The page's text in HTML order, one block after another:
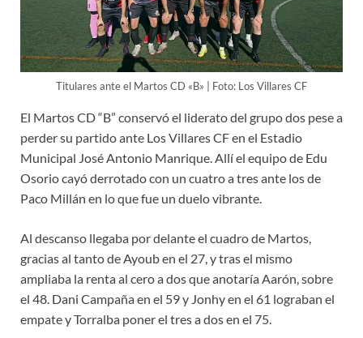
Titulares ante el Martos CD «B» | Foto: Los Villares CF
El Martos CD “B” conservó el liderato del grupo dos pese a
perder su partido ante Los Villares CF en el Estadio
Municipal José Antonio Manrique. Allí el equipo de Edu
Osorio cayó derrotado con un cuatro a tres ante los de
Paco Millán en lo que fue un duelo vibrante.
Al descanso llegaba por delante el cuadro de Martos,
gracias al tanto de Ayoub en el 27, y tras el mismo
ampliaba la renta al cero a dos que anotaría Aarón, sobre
el 48. Dani Campaña en el 59 y Jonhy en el 61 lograban el
empate y Torralba poner el tres a dos en el 75.